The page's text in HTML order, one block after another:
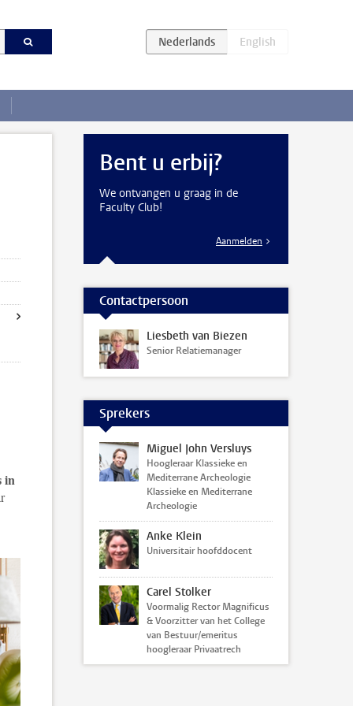
in
Bent u erbij?
We ontvangen u graag in de
Faculty Club!
Aanmelden
Contactpersoon
Liesbeth van Biezen
Senior Relatiemanager
Sprekers
Miguel John Versluys
Hoogleraar Klassieke en
Mediterrane Archeologie
Klassieke en Mediterrane
Archeologie
Anke Klein
Universitair hoofddocent
Carel Stolker
Voormalig Rector Magnificus
& Voorzitter van het College
van Bestuur/emeritus
hoogleraar Privaatrech